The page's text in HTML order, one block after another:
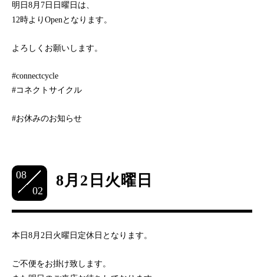
明日8月7日日曜日は、
12時よりOpenとなります。
よろしくお願いします。
#connectcycle
#コネクトサイクル
#お休みのお知らせ
08
02
8月2日火曜日
本日8月2日火曜日定休日となります。
ご不便をお掛け致します。